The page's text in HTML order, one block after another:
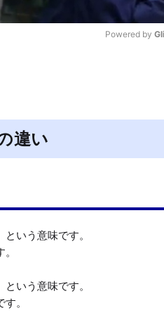
Powered by
違い
いう意味です。
いう意味です。
。